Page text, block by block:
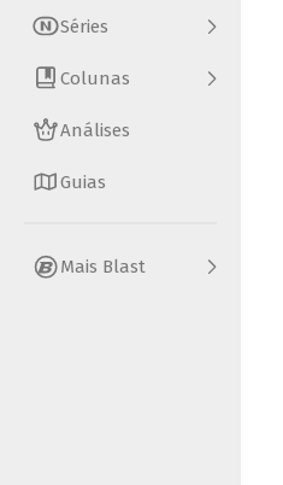
Séries
Colunas
Análises
Guias
Mais Blast